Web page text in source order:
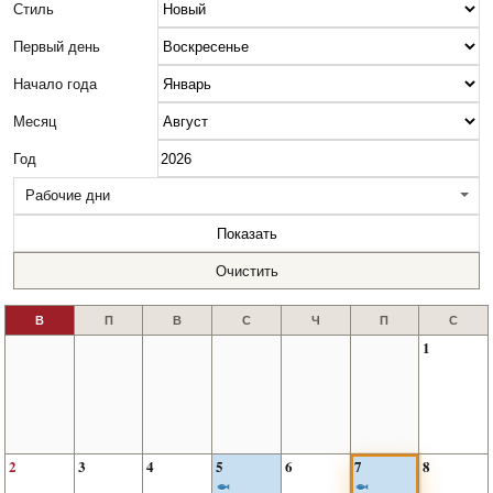
Стиль
Первый день
Начало года
Месяц
Год
Рабочие дни
Показать
Очистить
1
2 3 4 5 6 7 8